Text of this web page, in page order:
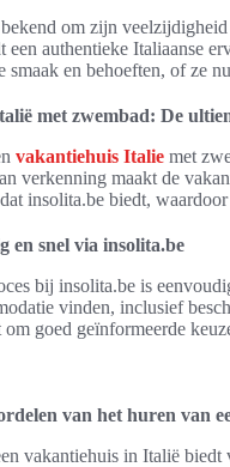
om zijn
een authentieke Italiaanse
smaak en behoeften, of ze
met zwembad: De
vakantiehuis Italie met
verkenning maakt de
insolita.be biedt,
en snel via insolita.be
bij insolita.be is
vinden, inclusief
om goed geïnformeerde
van het huren van
vakantiehuis in Italië